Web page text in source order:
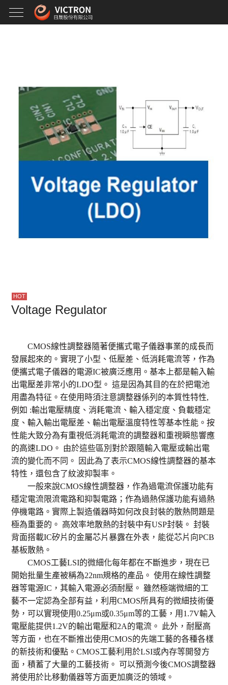
Voltage Regulator
CMOS線性調整器隨著便攜式電子儀器事業的成長而
發展起來的。實現了小型、低壓差、低消耗電流等，作為
便攜式電子儀器的電源IC被廣泛應用。基本上都是輸入輸
出電壓差非常小的LDO型。 這是因為其目的在於把電池
用盡為特征。在使用時須注意調整器係列的本質性特性,
例如 :輸出電壓精度、消耗電流、輸入穩定度、負載穩定
度、輸入輸出電壓差、輸出電壓溫度特性等基本性能。按
性能大致分為有重視低消耗電流的調整器和重視瞬態響應
的高速LDO。 由於這些區別對於跟隨輸入電壓或輸出電
流的變化而不同。 因此為了表示CMOS線性調整器的基本
特性，還包含了紋波抑製率。
一般來說CMOS線性調整器，作為過電流保護功能有
穩定電流限流電路和抑製電路；作為過熱保護功能有過熱
停機電路。實際上製造儀器時如何改良封裝的散熱問題是
極為重要的。 高效率地散熱的封裝中有USP封裝。 封裝
背面搭載IC矽片的金屬芯片暴露在外表，能從芯片向PCB
基板散熱。
CMOS工藝LSI的微細化每年都在不斷進步，現在已
開始批量生產被稱為22nm規格的產品。 使用在線性調整
器等電源IC，其輸入電源必須耐壓。 雖然極端微細的工
藝不一定認為全部有益，利用CMOS所具有的微細技術優
勢，可以實現使用0.25μm或0.35μm等的工藝，用1.7V輸入
電壓能提供1.2V的輸出電壓和2A的電流。 此外，耐壓高
等方面，也在不斷推出使用CMOS的先端工藝的各種各樣
的新技術和優點。CMOS工藝利用於LSI或內存等開發方
面，積蓄了大量的工藝技術。 可以預測今後CMOS調整器
將使用於比移動儀器等方面更加廣泛的領域。